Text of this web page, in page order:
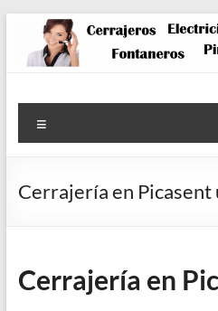
contenido
Cerrajería en Picasent
Cerrajería en